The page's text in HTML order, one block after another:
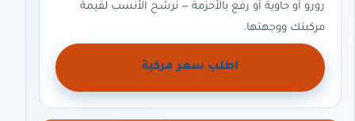
رورو أو حاوية أو رفع بالأحزمة — نرشّح الأنسب لقيمة
مركبتك ووجهتها.
اطلب سعر مركبة